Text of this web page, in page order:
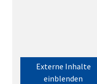
Externe Inhalte
einblenden